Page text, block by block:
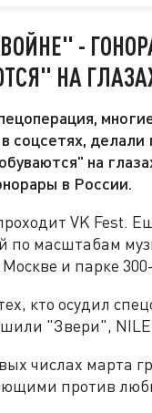
-
НА
соцсетях,
на
в России.
VK Fest.
по масштабам
и парке
кто осудил
"Звери",
числах марта
против